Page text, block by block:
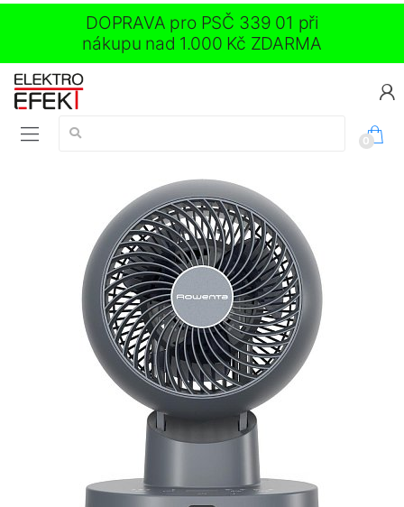
DOPRAVA pro PSČ 339 01 při
nákupu nad 1.000 Kč ZDARMA
Vyhledávání:
0